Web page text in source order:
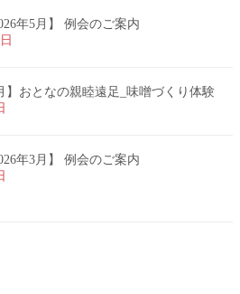
年5月】 例会のご案内
】おとなの親睦遠足_味噌づくり体験
年3月】 例会のご案内